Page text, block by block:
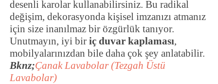
desenli karolar kullanabilirsiniz. Bu radikal
değişim, dekorasyonda kişisel imzanızı atmanız
için size inanılmaz bir özgürlük tanıyor.
Unutmayın, iyi bir iç duvar kaplaması,
mobilyalarınızdan bile daha çok şey anlatabilir.
Bknz;Çanak Lavabolar (Tezgah Üstü
Lavabolar)